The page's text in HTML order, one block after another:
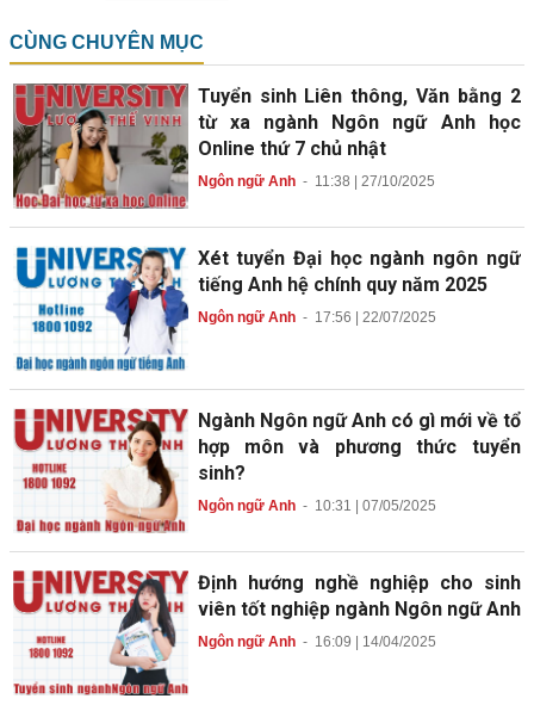
CÙNG CHUYÊN MỤC
Tuyển sinh Liên thông, Văn bằng 2
từ xa ngành Ngôn ngữ Anh học
Online thứ 7 chủ nhật
Ngôn ngữ Anh- 11:38 | 27/10/2025
Xét tuyển Đại học ngành ngôn ngữ
tiếng Anh hệ chính quy năm 2025
Ngôn ngữ Anh- 17:56 | 22/07/2025
Ngành Ngôn ngữ Anh có gì mới về tổ
hợp môn và phương thức tuyển
sinh?
Ngôn ngữ Anh- 10:31 | 07/05/2025
Định hướng nghề nghiệp cho sinh
viên tốt nghiệp ngành Ngôn ngữ Anh
Ngôn ngữ Anh- 16:09 | 14/04/2025